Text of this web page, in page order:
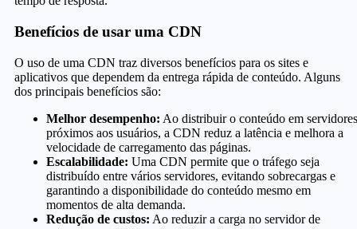
Benefícios de usar uma CDN
O uso de uma CDN traz diversos benefícios para os sites e
aplicativos que dependem da entrega rápida de conteúdo. Alguns
dos principais benefícios são:
Melhor desempenho: Ao distribuir o conteúdo em servidores
próximos aos usuários, a CDN reduz a latência e melhora a
velocidade de carregamento das páginas.
Escalabilidade: Uma CDN permite que o tráfego seja
distribuído entre vários servidores, evitando sobrecargas e
garantindo a disponibilidade do conteúdo mesmo em
momentos de alta demanda.
Redução de custos: Ao reduzir a carga no servidor de